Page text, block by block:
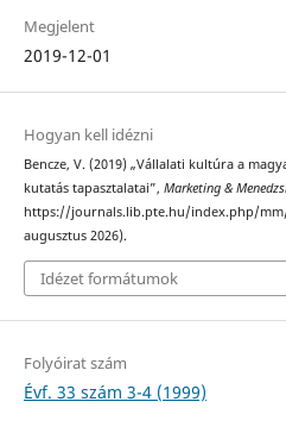
Megjelent
2019-12-01
Hogyan kell idézni
Bencze, V. (2019) „Vállalati kultúra a
kutatás tapasztalatai”, Marketing &
https://journals.lib.pte.hu/index.php/
augusztus 2026).
Idézet formátumok
Folyóirat szám
Évf. 33 szám 3-4 (1999)